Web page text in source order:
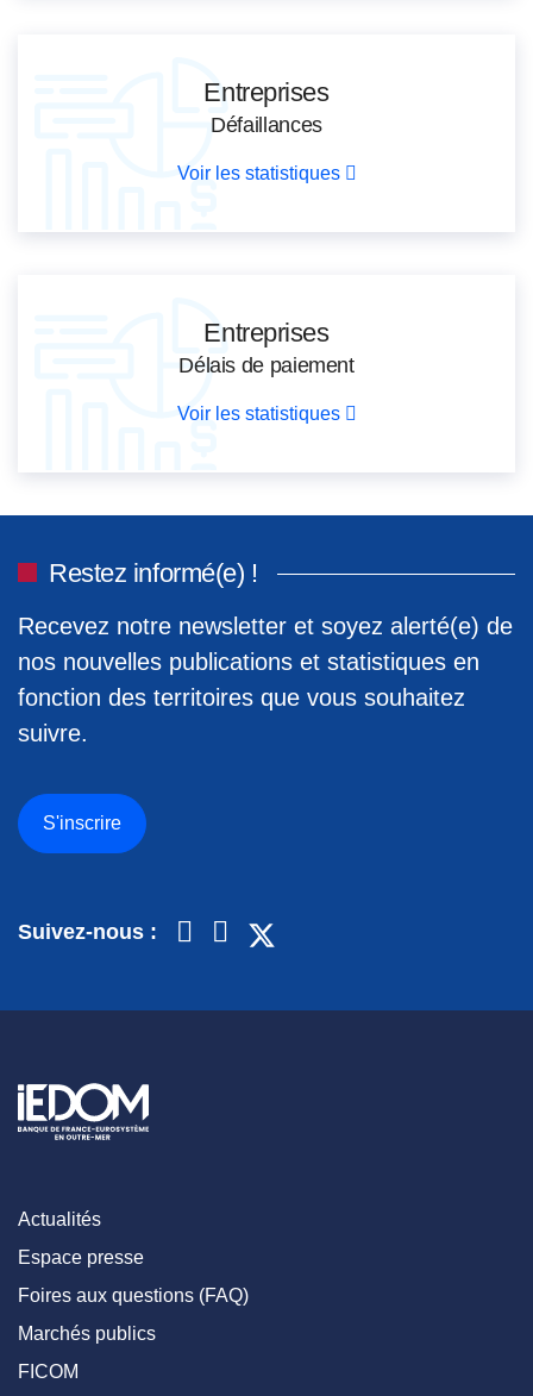
Entreprises
Défaillances
Voir les statistiques
Entreprises
Délais de paiement
Voir les statistiques
Restez informé(e) !
Recevez notre newsletter et soyez alerté(e) de
nos nouvelles publications et statistiques en
fonction des territoires que vous souhaitez
suivre.
S'inscrire
Suivez-nous :
Actualités
Espace presse
Foires aux questions (FAQ)
Marchés publics
FICOM